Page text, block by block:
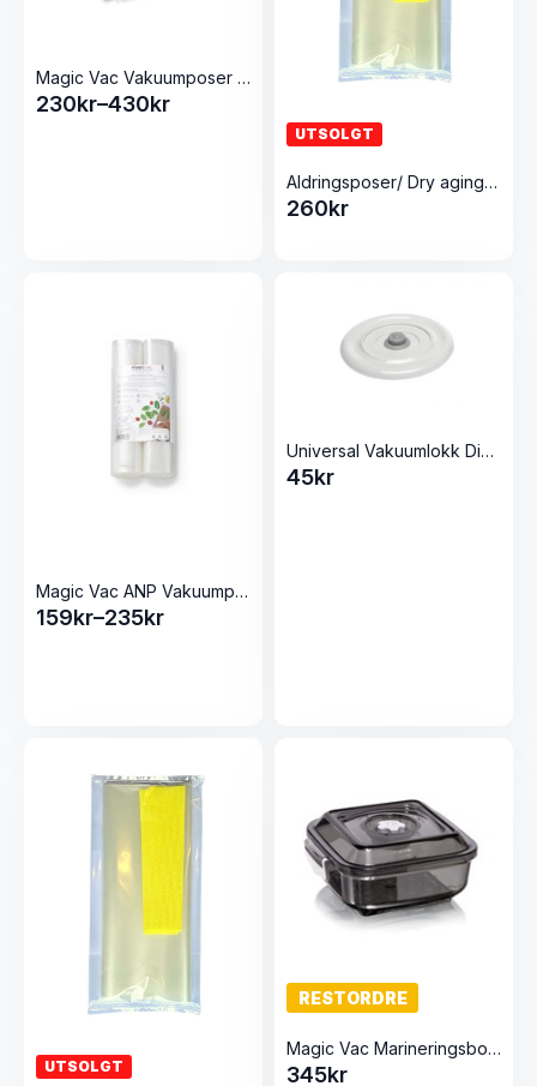
Magic Vac Vakuumposer med label
230kr–430kr
Prisområde:
UTSOLGT
Aldringsposer/ Dry aging rull 300×3000
260kr
Magic Vac ANP Vakuumposer ruller
159kr–235kr
Prisområde:
Universal Vakuumlokk Diameter: 13.5cm Hvit
45kr
UTSOLGT
RESTORDRE
Magic Vac Marineringsboks m/lokk 2,5 liter
345kr